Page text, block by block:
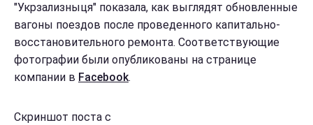
"Укрзализныця" показала, как выглядят обновленные
вагоны поездов после проведенного капитально-
восстановительного ремонта. Соответствующие
фотографии были опубликованы на странице
компании в Facebook.
Скриншот поста с